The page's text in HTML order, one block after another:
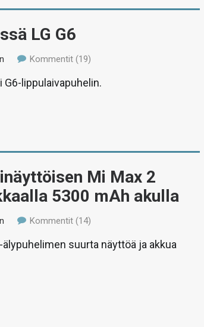
LG G6
Kommentit (19)
lippulaivapuhelin.
Mi Max 2
5300 mAh akulla
Kommentit (14)
suurta näyttöä ja akkua